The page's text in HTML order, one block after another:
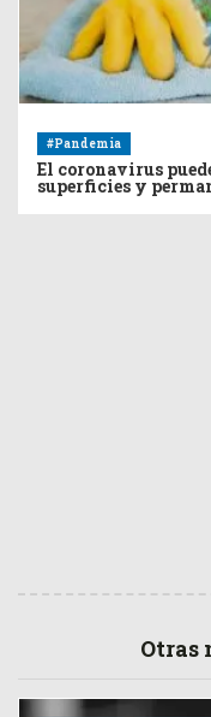
#Pandemia
El coronavirus
superficies y
Otras